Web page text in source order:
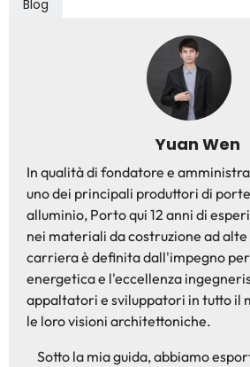
Blog
Yuan Wen
In qualità di fondatore e
uno dei principali produttori di
alluminio, Porto qui 12 anni di
nei materiali da costruzione ad
carriera è definita dall'impegno
energetica e l'eccellenza
appaltatori e sviluppatori in tutto il
le loro visioni architettoniche.
Sotto la mia guida, abbiamo